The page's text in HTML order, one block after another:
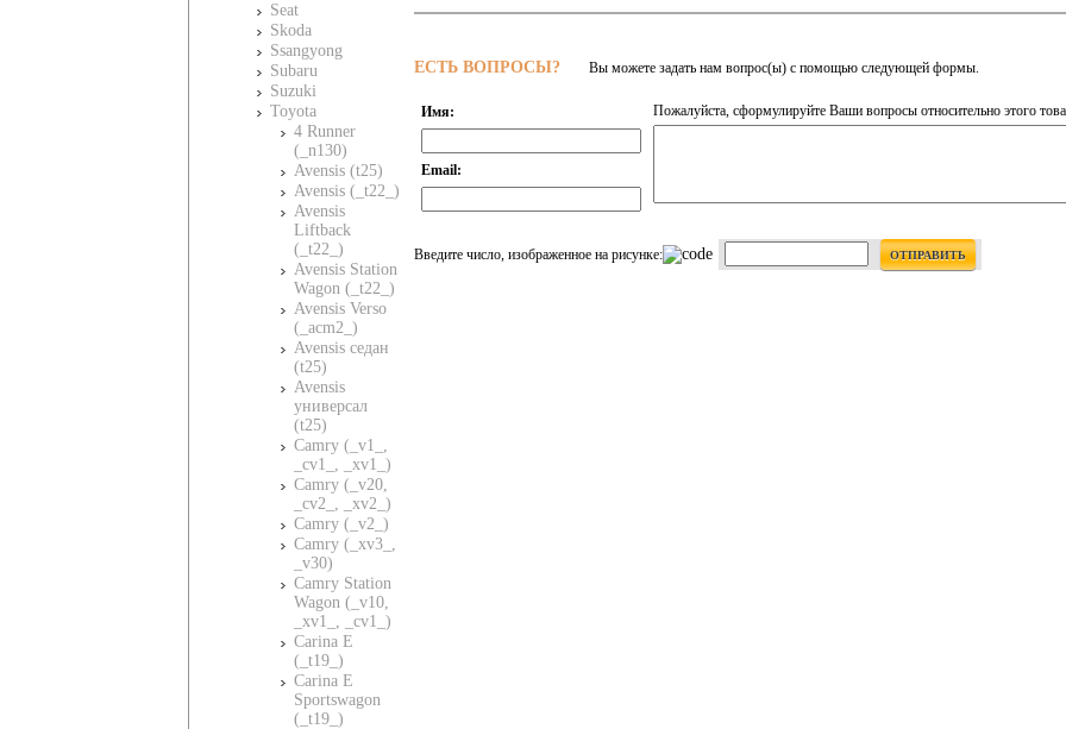
Seat
Skoda
Ssangyong
Subaru
Suzuki
Toyota
4 Runner
(_n130)
Avensis (t25)
Avensis (_t22_)
Avensis
Liftback
(_t22_)
Avensis Station
Wagon (_t22_)
Avensis Verso
(_acm2_)
Avensis седан
(t25)
Avensis
универсал
(t25)
Camry (_v1_,
_cv1_, _xv1_)
Camry (_v20,
_cv2_, _xv2_)
Camry (_v2_)
Camry (_xv3_,
_v30)
Camry Station
Wagon (_v10,
_xv1_, _cv1_)
Carina E
(_t19_)
Carina E
Sportswagon
(_t19_)
ЕСТЬ ВОПРОСЫ? Вы можете задать нам вопрос(ы) с помощью следующей формы.
Имя:
Email:
Пожалуйста, сформулируйте Ваши вопросы относительно этого
Введите число, изображенное на рисунке: ОТПРАВИТЬ